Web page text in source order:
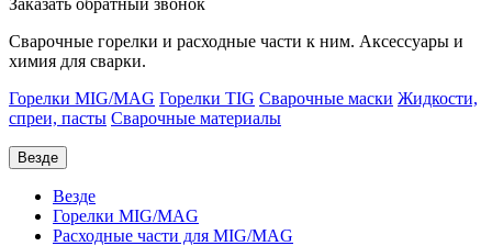
Сварочные горелки и расходные части к ним. Аксессуары и
химия для сварки.
Горелки MIG/MAG Горелки TIG Сварочные маски Жидкости,
спреи, пасты Сварочные материалы
Везде
Везде
Горелки MIG/MAG
Расходные части для MIG/MAG